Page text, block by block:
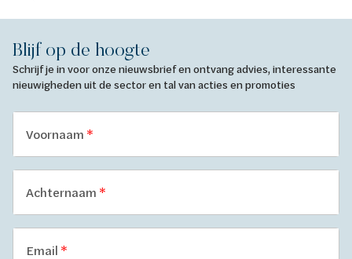
Blijf op de hoogte
Schrijf je in voor onze nieuwsbrief en ontvang advies, interessante
nieuwigheden uit de sector en tal van acties en promoties
Voornaam
Achternaam
Email